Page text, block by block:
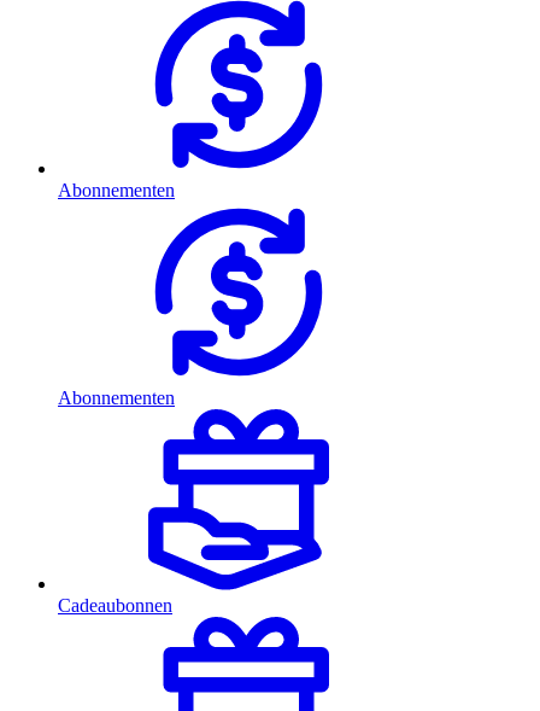
Abonnementen
Abonnementen
Cadeaubonnen